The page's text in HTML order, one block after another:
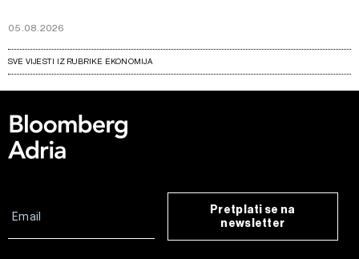
05.08.2026
SVE VIJESTI IZ RUBRIKE EKONOMIJA
Pretplati se na
newsletter